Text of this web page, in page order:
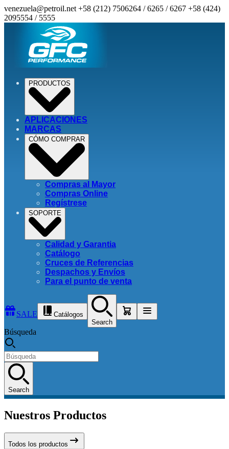
venezuela@petroil.net +58 (212) 7506264 / 6265 / 6267 +58 (424)
2095554 / 5555
PRODUCTOS
APLICACIONES
MARCAS
CÓMO COMPRAR
Compras al Mayor
Compras Online
Regístrese
SOPORTE
Calidad y Garantia
Catálogo
Cruces de Referencias
Despachos y Envíos
Para el punto de venta
SALE
Catálogos
Search
Búsqueda
Search
Nuestros Productos
Todos los productos